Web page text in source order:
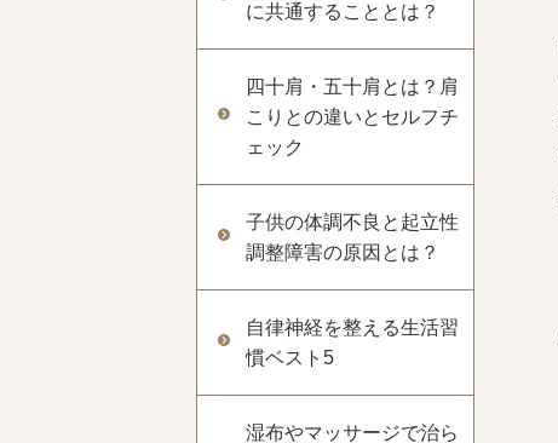
に共通することとは？
四十肩・五十肩とは？肩
こりとの違いとセルフチ
ェック
子供の体調不良と起立性
調整障害の原因とは？
自律神経を整える生活習
慣ベスト5
湿布やマッサージで治ら